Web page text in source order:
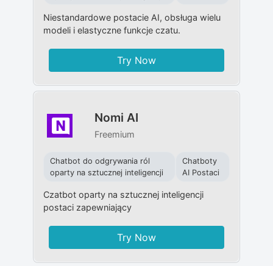
Niestandardowe postacie AI, obsługa wielu
modeli i elastyczne funkcje czatu.
Try Now
Nomi AI
Freemium
Chatbot do odgrywania ról
oparty na sztucznej inteligencji
Chatboty
AI Postaci
Czatbot oparty na sztucznej inteligencji
postaci zapewniający
Try Now